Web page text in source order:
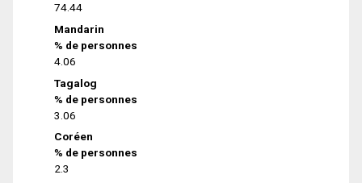
74.44
Mandarin
% de personnes
4.06
Tagalog
% de personnes
3.06
Coréen
% de personnes
2.3